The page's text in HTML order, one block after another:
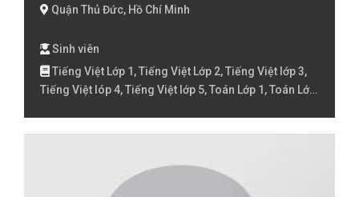
Quận Thủ Đức, Hồ Chí Minh
Sinh viên
Tiếng Việt Lớp 1, Tiếng Việt Lớp 2, Tiếng Việt lớp 3,
Tiếng Việt lóp 4, Tiếng Việt lớp 5, Toán Lớp 1, Toán Lớp